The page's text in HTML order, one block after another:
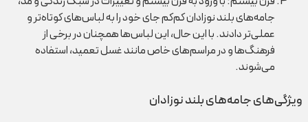
جامه‌های بلند نوزادان کم‌کم جای خود را به لباس‌های کوتاه‌تر و
عملی‌تر دادند. با این حال، این لباس‌ها همچنان در برخی از
فرهنگ‌ها و در مراسم‌های خاص مانند غسل تعمید، استفاده
می‌شوند.
ویژگی‌های جامه‌های بلند نوزادان